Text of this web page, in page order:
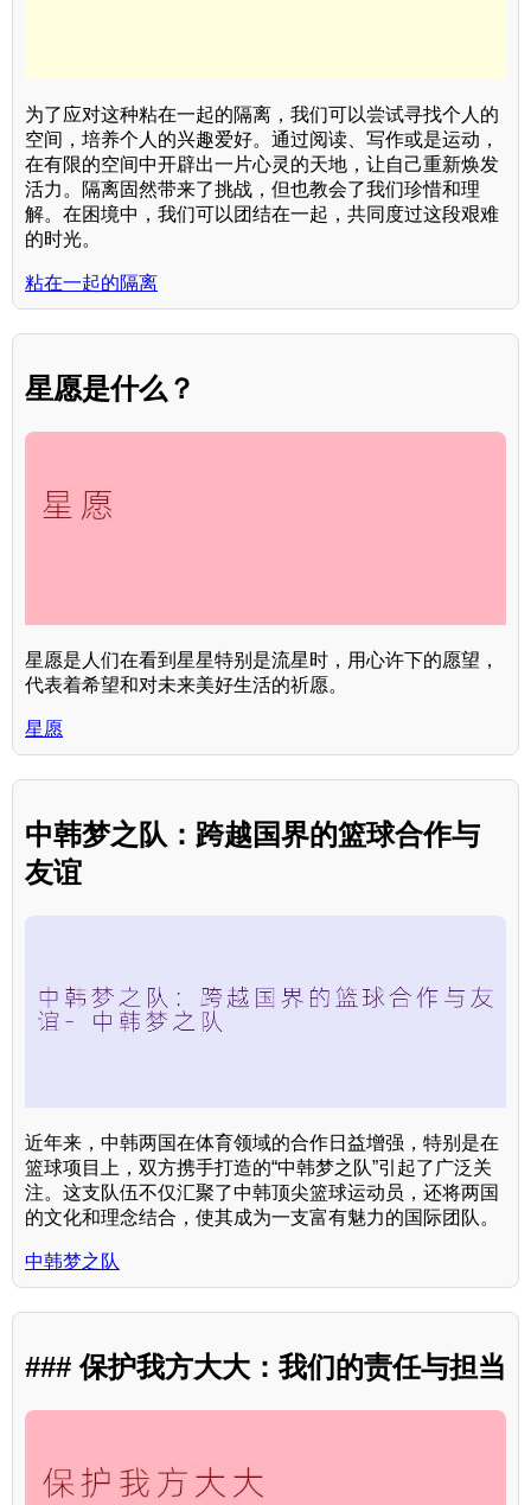
为了应对这种粘在一起的隔离，我们可以尝试寻找个人的
空间，培养个人的兴趣爱好。通过阅读、写作或是运动，
在有限的空间中开辟出一片心灵的天地，让自己重新焕发
活力。隔离固然带来了挑战，但也教会了我们珍惜和理
解。在困境中，我们可以团结在一起，共同度过这段艰难
的时光。
粘在一起的隔离
星愿是什么？
星愿是人们在看到星星特别是流星时，用心许下的愿望，
代表着希望和对未来美好生活的祈愿。
星愿
中韩梦之队：跨越国界的篮球合作与
友谊
近年来，中韩两国在体育领域的合作日益增强，特别是在
篮球项目上，双方携手打造的“中韩梦之队”引起了广泛关
注。这支队伍不仅汇聚了中韩顶尖篮球运动员，还将两国
的文化和理念结合，使其成为一支富有魅力的国际团队。
中韩梦之队
### 保护我方大大：我们的责任与担当